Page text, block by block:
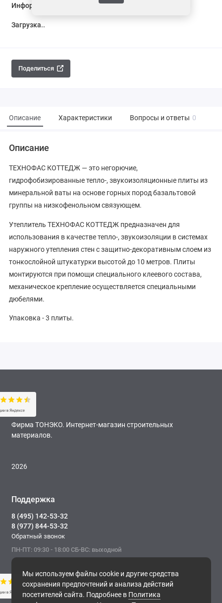
Информация о доставке
Загрузка...
Поделиться
Описание Характеристики Вопросы и ответы 0
Описание
ТЕХНОФАС КОТТЕДЖ — это негорючие,
гидрофобизированные тепло-, звукоизоляционные плиты из
минеральной ваты на основе горных пород базальтовой
группы на низкофенольном связующем.
Утеплитель ТЕХНОФАС КОТТЕДЖ предназначен для
использования в качестве тепло-, звукоизоляции в системах
наружного утепления стен с защитно-декоративным слоем из
тонкослойной штукатурки высотой до 10 метров. Плиты
монтируются при помощи специального клеевого состава,
механическое крепление осуществляется специальными
дюбелями.
Упаковка - 3 плиты.
Мы используем файлы cookie и другие средства
сохранения предпочтений и анализа действий
посетителей сайта. Подробнее в Политика
Фирма ТОНЭКО. Интернет-магазин строительных
материалов.
2026
Поддержка
8 (495) 142-53-32
8 (977) 844-53-32
Обратный звонок
ПН-ПТ: 09:30 - 18:00 СБ-ВС: выходной